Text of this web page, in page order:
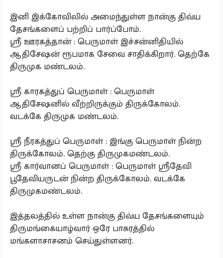
இனி இக்கோவிலில் அமைந்துள்ள நான்கு திவ்ய
தேசங்களைப் பற்றிப் பார்ப்போம்.
ஸ்ரீ ஊரகத்தான் : பெருமாள் இச்சன்னிதியில்
ஆதிசேஷன் ரூபமாக சேவை சாதிக்கிறார். தெற்கே
திருமுக மண்டலம்.
ஸ்ரீ காரகத்துப் பெருமாள் : பெருமாள்
ஆதிசேஷனில் வீற்றிருக்கும் திருக்கோலம்.
வடக்கே திருமுக மண்டலம்.
ஸ்ரீ நீரகத்துப் பெருமாள் : இங்கு பெருமாள் நின்ற
திருக்கோலம். தெற்கு திருமுகமண்டலம்.
ஸ்ரீ கார்வானப் பெருமாள் : பெருமாள் ஸ்ரீதேவி
பூதேவியருடன் நின்ற திருக்கோலம். வடக்கே
திருமுகமண்டலம்.
இத்தலத்தில் உள்ள நான்கு திவ்ய தேசங்களையும்
திருமங்கையாழ்வார் ஒரே பாசுரத்தில்
மங்களாசாசனம் செய்துள்ளனர்.